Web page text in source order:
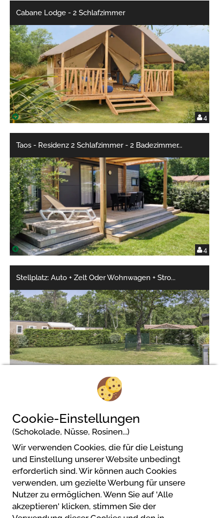
4
Cabane Lodge - 2 Schlafzimmer
4
Taos - Residenz 2 Schlafzimmer - 2 Badezimmer...
Stellplatz: Auto + Zelt Oder Wohnwagen + Stro...
Camping Les Chèvrefeuilles
11 allée des Chèvrefeuilles
17200 Royan
Cookie-Einstellungen
(Schokolade, Nüsse, Rosinen...)
Wir verwenden Cookies, die für die Leistung
und Einstellung unserer Website unbedingt
erforderlich sind. Wir können auch Cookies
verwenden, um gezielte Werbung für unsere
Nutzer zu ermöglichen. Wenn Sie auf 'Alle
akzeptieren' klicken, stimmen Sie der